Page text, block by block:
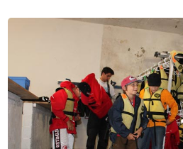
Infos
Espace